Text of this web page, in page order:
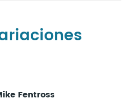
Fentross